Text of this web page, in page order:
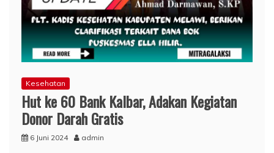
Kesehatan
Hut ke 60 Bank Kalbar, Adakan Kegiatan
Donor Darah Gratis
6 Juni 2024 admin